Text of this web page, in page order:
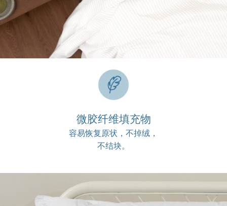
微胶纤维填充物
容易恢复原状，不掉绒，
不结块。